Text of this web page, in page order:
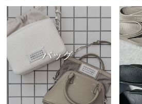
バッグ